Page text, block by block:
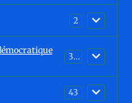
2
30
43